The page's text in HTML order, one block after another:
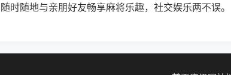
随时随地与亲朋好友畅享麻将乐趣，社交娱乐两不误。